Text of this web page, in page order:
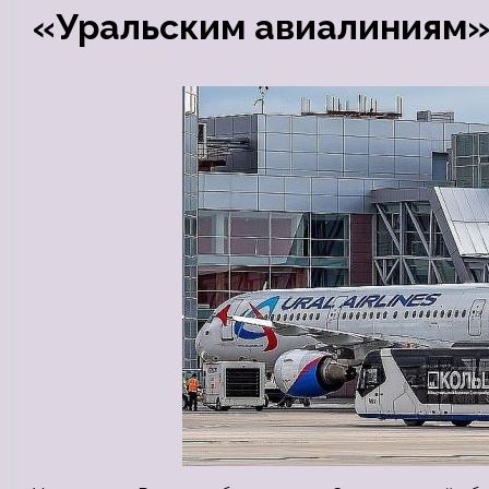
«Уральским авиалиниям»